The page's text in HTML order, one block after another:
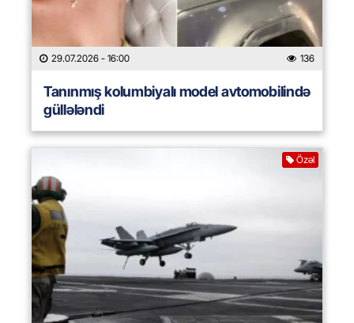
29.07.2026 - 16:00 136
Tanınmış kolumbiyalı model avtomobilində
güllələndi
Özəl